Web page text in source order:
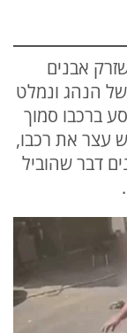
בחשד שזרק אבנים
הנהג ונמלט
ברכבו סמוך
עצר את רכבו,
דבר שהוביל